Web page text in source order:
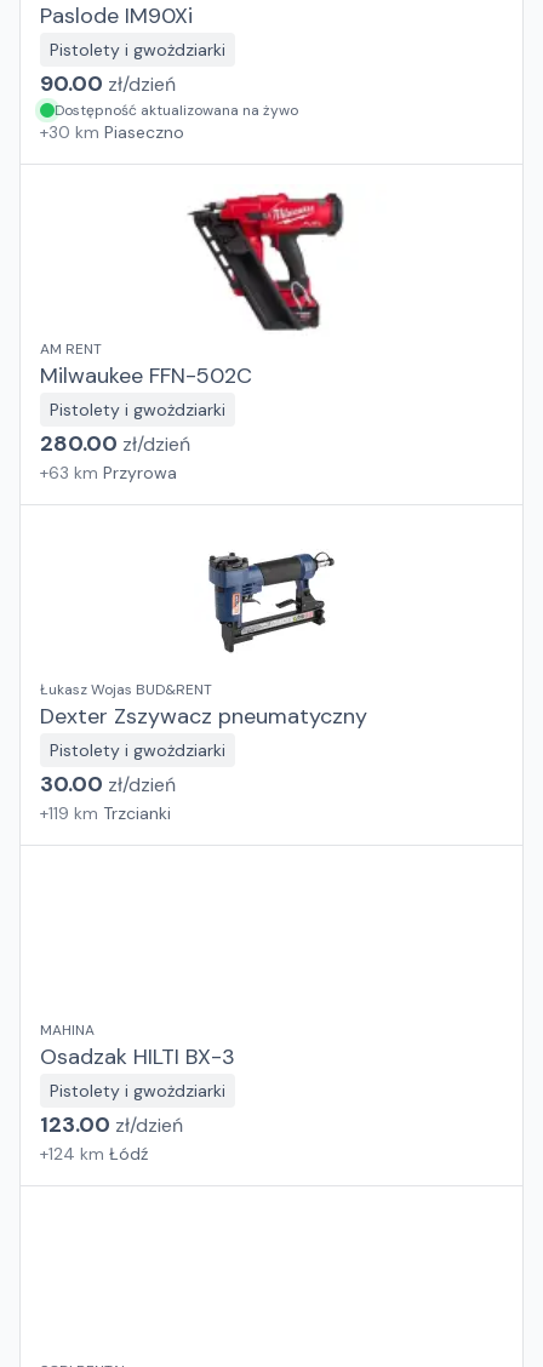
Paslode IM90Xi
Pistolety i gwożdziarki
90.00 zł/dzień
Dostępność aktualizowana na żywo
+30 km Piaseczno
AM RENT
Milwaukee FFN-502C
Pistolety i gwożdziarki
280.00 zł/dzień
+63 km Przyrowa
Łukasz Wojas BUD&RENT
Dexter Zszywacz pneumatyczny
Pistolety i gwożdziarki
30.00 zł/dzień
+119 km Trzcianki
MAHINA
Osadzak HILTI BX-3
Pistolety i gwożdziarki
123.00 zł/dzień
+124 km Łódź